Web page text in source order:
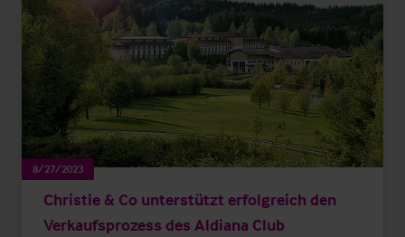
8/27/2023
Christie & Co unterstützt erfolgreich den
Verkaufsprozess des Aldiana Club